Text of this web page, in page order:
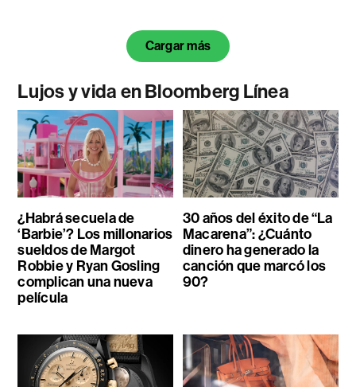
Cargar más
Lujos y vida en Bloomberg Línea
¿Habrá secuela de
‘Barbie’? Los millonarios
sueldos de Margot
Robbie y Ryan Gosling
complican una nueva
película
30 años del éxito de “La
Macarena”: ¿Cuánto
dinero ha generado la
canción que marcó los
90?